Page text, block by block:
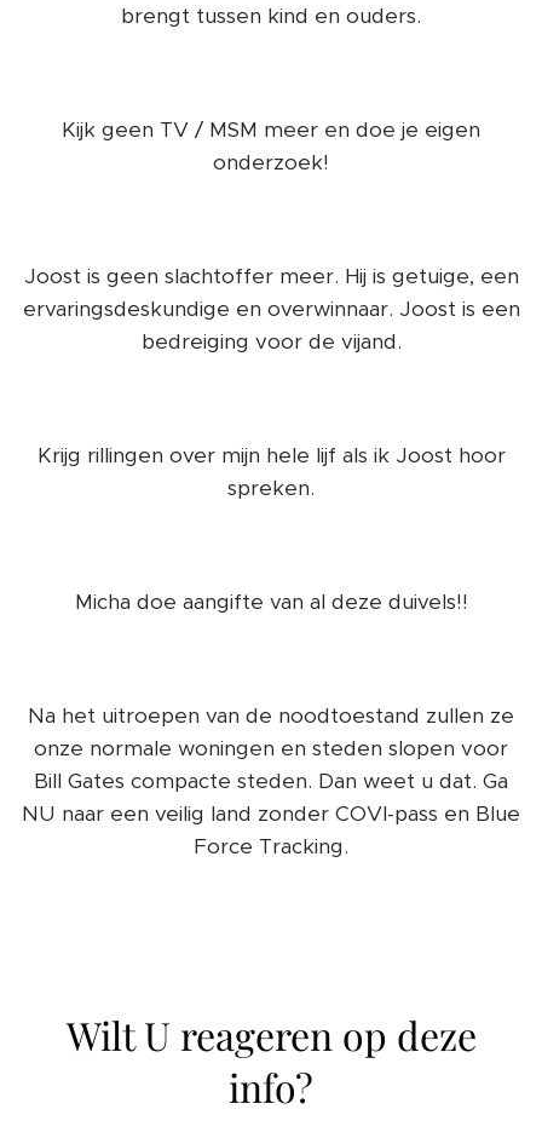
brengt tussen kind en ouders.
Kijk geen TV / MSM meer en doe je eigen
onderzoek!
Joost is geen slachtoffer meer. Hij is getuige, een
ervaringsdeskundige en overwinnaar. Joost is een
bedreiging voor de vijand.
Krijg rillingen over mijn hele lijf als ik Joost hoor
spreken.
Micha doe aangifte van al deze duivels!!
Na het uitroepen van de noodtoestand zullen ze
onze normale woningen en steden slopen voor
Bill Gates compacte steden. Dan weet u dat. Ga
NU naar een veilig land zonder COVI-pass en Blue
Force Tracking.
Wilt U reageren op deze
info?